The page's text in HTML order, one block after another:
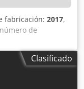
fabricación: 2017,
de
chapa (máx.):
1,300 mm,
1 banda abrasiva
móviles con
del material:
Clasificado